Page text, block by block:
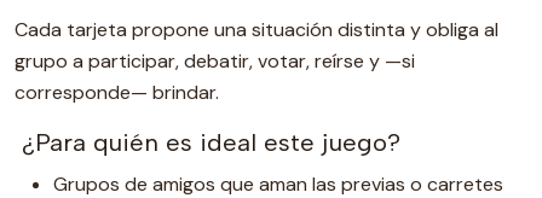
Cada tarjeta propone una situación distinta y obliga al
grupo a participar, debatir, votar, reírse y —si
corresponde— brindar.
¿Para quién es ideal este juego?
Grupos de amigos que aman las previas o carretes